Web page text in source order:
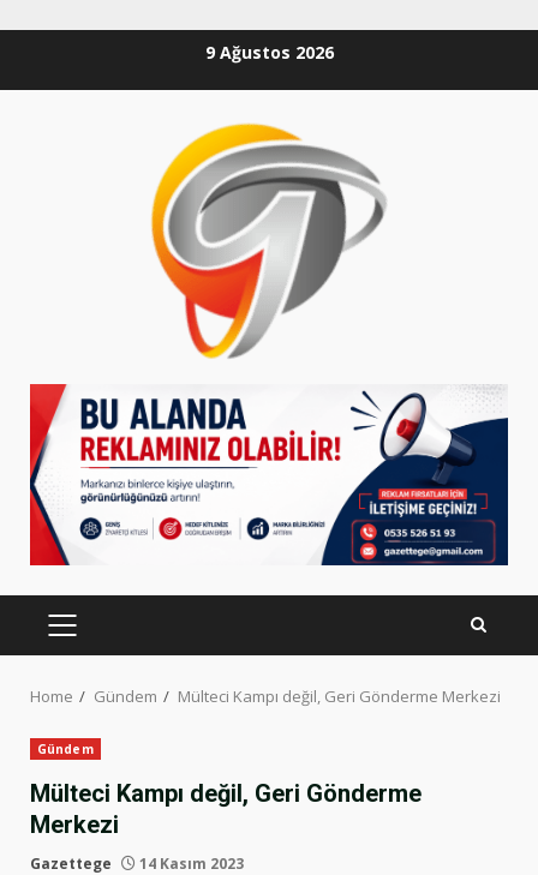
9 Ağustos 2026
PRIMARY
MENU
Home Gündem Mülteci Kampı değil, Geri Gönderme Merkezi
Gündem
Mülteci Kampı değil, Geri Gönderme
Merkezi
Gazettege 14 Kasım 2023